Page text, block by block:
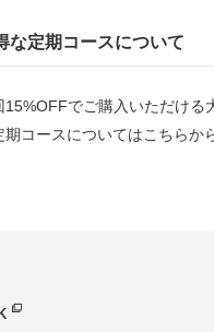
な定期コースについて
15%OFFでご購入いただける
期コースについてはこちらか